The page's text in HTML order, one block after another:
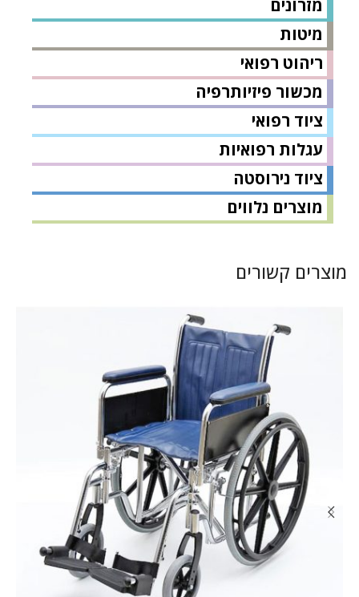
מזרונים
מיטות
ריהוט רפואי
מכשור פיזיותרפיה
ציוד רפואי
עגלות רפואיות
ציוד נירוסטה
מוצרים נלווים
מוצרים קשורים